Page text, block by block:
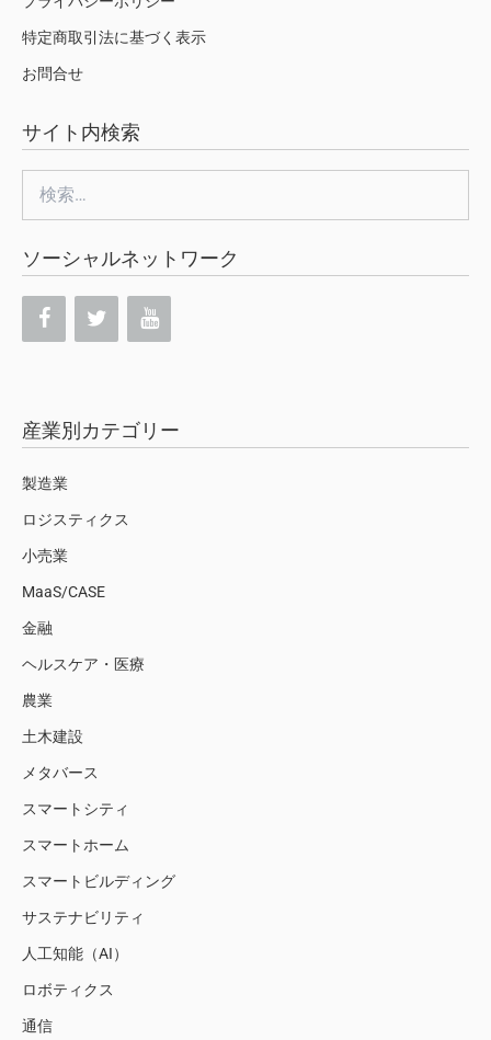
特定商取引法に基づく表示
お問合せ
サイト内検索
索:
ソーシャルネットワーク
産業別カテゴリー
製造業
ロジスティクス
小売業
MaaS/CASE
金融
ヘルスケア・医療
農業
土木建設
メタバース
スマートシティ
スマートホーム
スマートビルディング
サステナビリティ
人工知能（AI）
ロボティクス
通信